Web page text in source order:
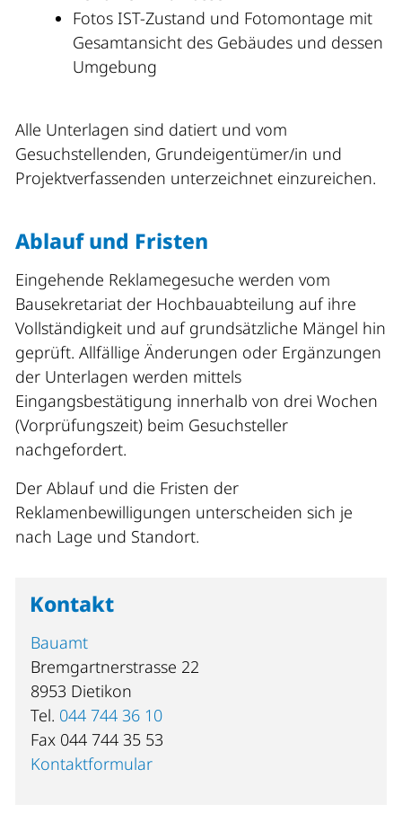
Fotos IST-Zustand und Fotomontage mit
Gesamtansicht des Gebäudes und dessen
Umgebung
Alle Unterlagen sind datiert und vom
Gesuchstellenden, Grundeigentümer/in und
Projektverfassenden unterzeichnet einzureichen.
Ablauf und Fristen
Eingehende Reklamegesuche werden vom
Bausekretariat der Hochbauabteilung auf ihre
Vollständigkeit und auf grundsätzliche Mängel hin
geprüft. Allfällige Änderungen oder Ergänzungen
der Unterlagen werden mittels
Eingangsbestätigung innerhalb von drei Wochen
(Vorprüfungszeit) beim Gesuchsteller
nachgefordert.
Der Ablauf und die Fristen der
Reklamenbewilligungen unterscheiden sich je
nach Lage und Standort.
Kontakt
Bauamt
Bremgartnerstrasse 22
8953 Dietikon
Tel. 044 744 36 10
Fax 044 744 35 53
Kontaktformular